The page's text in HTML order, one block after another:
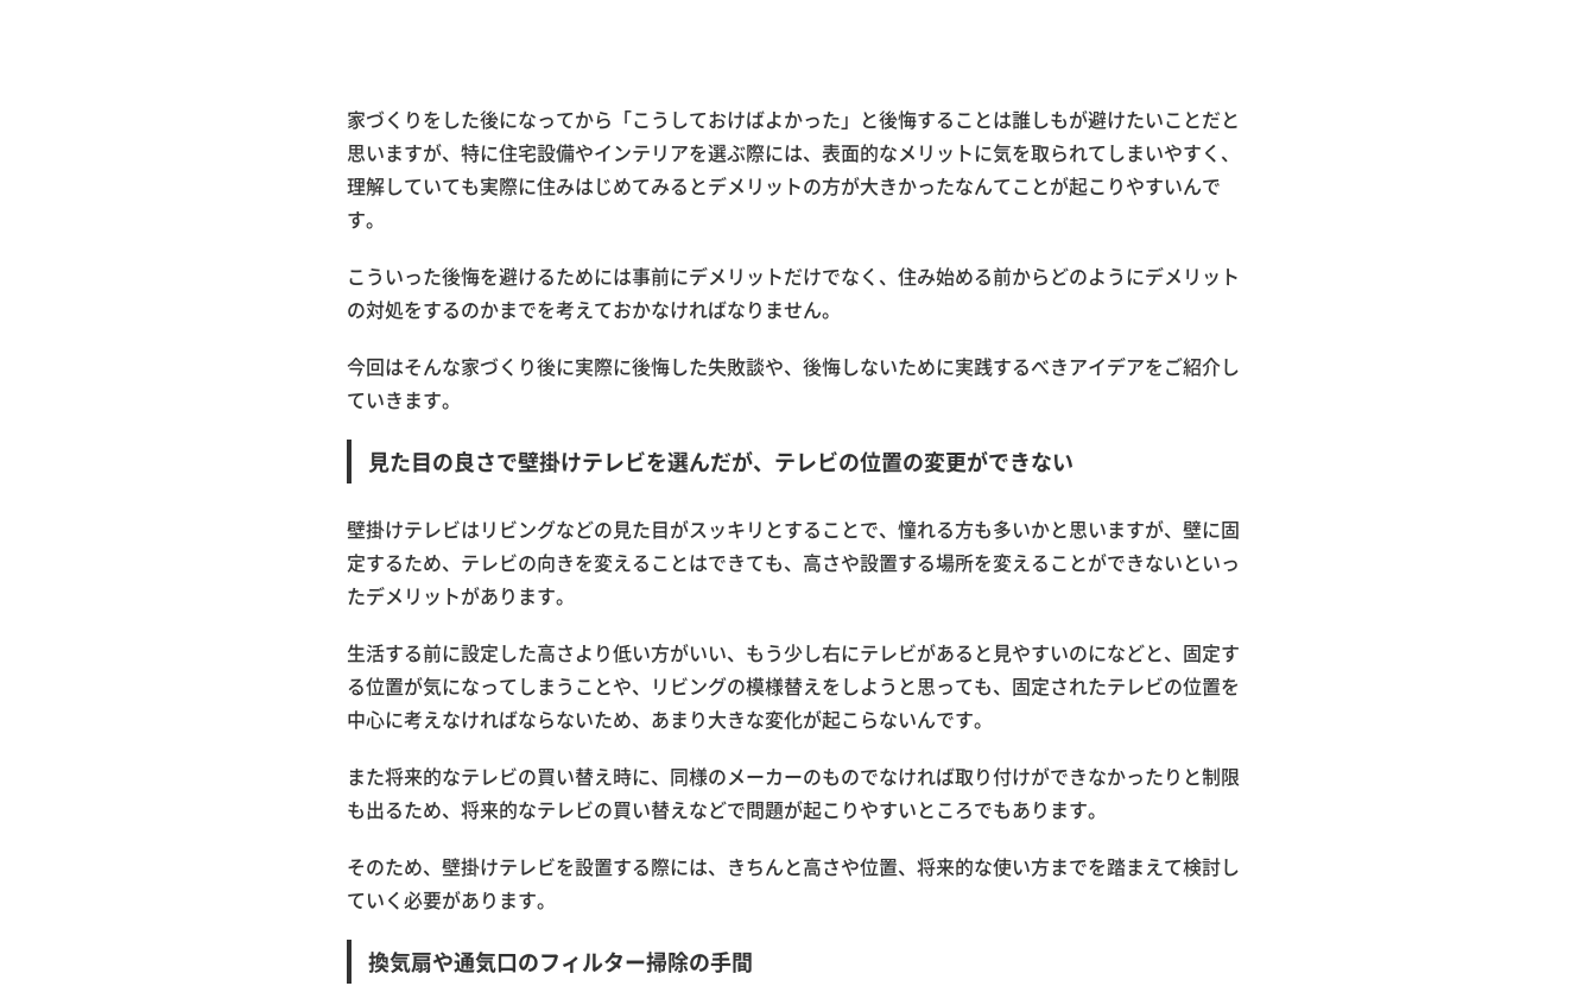
家づくりをした後になってから「こうしておけばよかった」と後悔することは誰しもが避けたいことだと
思いますが、特に住宅設備やインテリアを選ぶ際には、表面的なメリットに気を取られてしまいやすく、
理解していても実際に住みはじめてみるとデメリットの方が大きかったなんてことが起こりやすいんで
す。
こういった後悔を避けるためには事前にデメリットだけでなく、住み始める前からどのようにデメリット
の対処をするのかまでを考えておかなければなりません。
今回はそんな家づくり後に実際に後悔した失敗談や、後悔しないために実践するべきアイデアをご紹介し
ていきます。
見た目の良さで壁掛けテレビを選んだが、テレビの位置の変更ができない
壁掛けテレビはリビングなどの見た目がスッキリとすることで、憧れる方も多いかと思いますが、壁に固
定するため、テレビの向きを変えることはできても、高さや設置する場所を変えることができないといっ
たデメリットがあります。
生活する前に設定した高さより低い方がいい、もう少し右にテレビがあると見やすいのになどと、固定す
る位置が気になってしまうことや、リビングの模様替えをしようと思っても、固定されたテレビの位置を
中心に考えなければならないため、あまり大きな変化が起こらないんです。
また将来的なテレビの買い替え時に、同様のメーカーのものでなければ取り付けができなかったりと制限
も出るため、将来的なテレビの買い替えなどで問題が起こりやすいところでもあります。
そのため、壁掛けテレビを設置する際には、きちんと高さや位置、将来的な使い方までを踏まえて検討し
ていく必要があります。
換気扇や通気口のフィルター掃除の手間